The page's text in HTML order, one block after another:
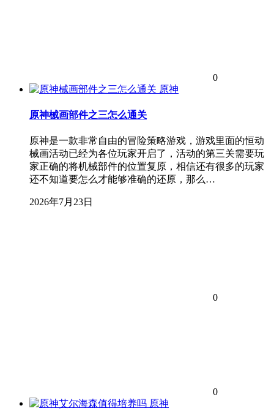
0
原神
原神械画部件之三怎么通关
原神是一款非常自由的冒险策略游戏，游戏里面的恒动
械画活动已经为各位玩家开启了，活动的第三关需要玩
家正确的将机械部件的位置复原，相信还有很多的玩家
还不知道要怎么才能够准确的还原，那么…
2026年7月23日
0
0
原神